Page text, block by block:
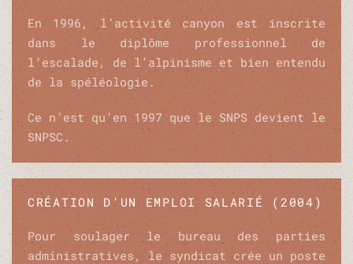
En 1996, l’activité canyon est inscrite
dans le diplôme professionnel de
l’escalade, de l’alpinisme et bien entendu
de la spéléologie.
Ce n’est qu’en 1997 que le SNPS devient le
SNPSC.
CRÉATION D’UN EMPLOI SALARIÉ (2004)
Pour soulager le bureau des parties
administratives, le syndicat crée un poste